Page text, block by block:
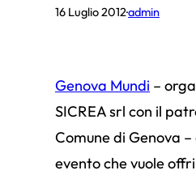
16 Luglio 2012·admin
Genova Mundi –
SICREA srl con il
Comune di Genova –
evento che vuole